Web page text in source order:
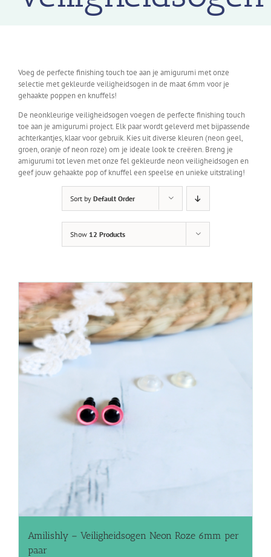
Voeg de perfecte finishing touch toe aan je amigurumi met onze
selectie met gekleurde veiligheidsogen in de maat 6mm voor je
gehaakte poppen en knuffels!
De neonkleurige veiligheidsogen voegen de perfecte finishing touch
toe aan je amigurumi project. Elk paar wordt geleverd met bijpassende
achterkantjes, klaar voor gebruik. Kies uit diverse kleuren (neon geel,
groen, oranje of neon roze) om je ideale look te creëren. Breng je
amigurumi tot leven met onze fel gekleurde neon veiligheidsogen en
geef jouw gehaakte pop of knuffel een speelse en unieke uitstraling!
Sort by Default Order
Show 12 Products
Amilishly – Veiligheidsogen Neon Roze 6mm per
paar